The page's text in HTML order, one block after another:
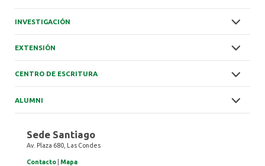
INVESTIGACIÓN
EXTENSIÓN
CENTRO DE ESCRITURA
ALUMNI
Sede Santiago
Av. Plaza 680, Las Condes
Contacto Mapa